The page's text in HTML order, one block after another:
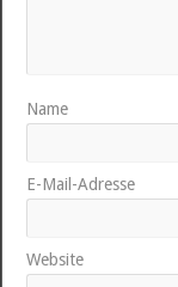
Name
E-Mail-Adresse
Website